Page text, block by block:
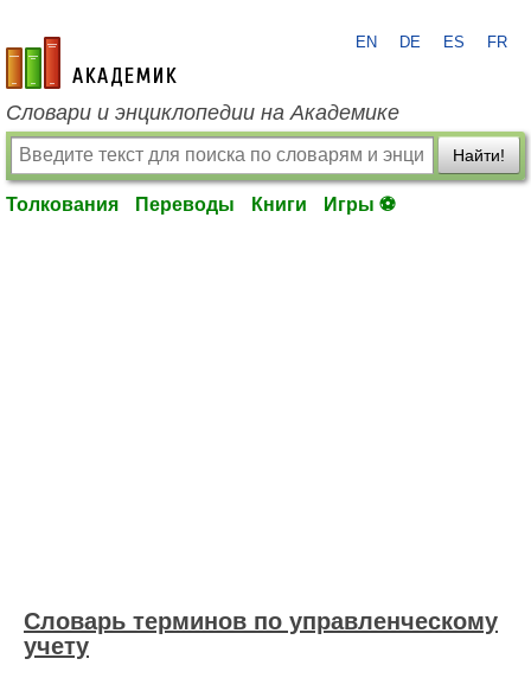
academic.ru
EN DE ES FR
Словари и энциклопедии на Академике
Найти!
Толкования Переводы Книги Игры ⚽
Словарь терминов по управленческому
учету